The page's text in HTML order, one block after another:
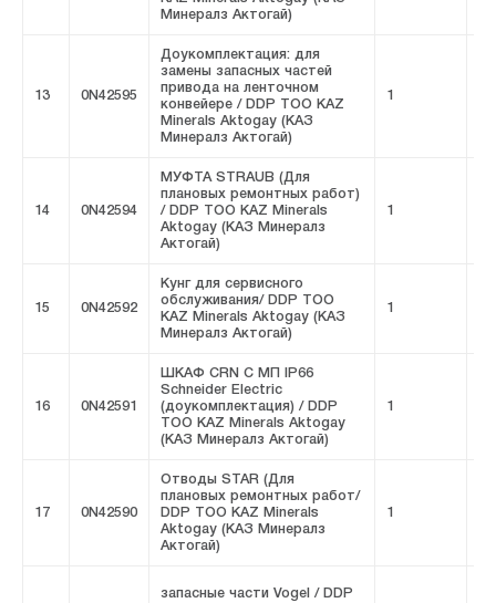
Минералз Актогай)
13 0N42595
Доукомплектация: для
замены запасных частей
привода на ленточном
конвейере / DDP ТОО KAZ
Minerals Aktogay (КАЗ
Минералз Актогай)
1
14 0N42594
МУФТА STRAUB (Для
плановых ремонтных работ)
/ DDP ТОО KAZ Minerals
Aktogay (КАЗ Минералз
Актогай)
1
15 0N42592
Кунг для сервисного
обслуживания/ DDP ТОО
KAZ Minerals Aktogay (КАЗ
Минералз Актогай)
1
16 0N42591
ШКАФ CRN C МП IP66
Schneider Electric
(доукомплектация) / DDP
ТОО KAZ Minerals Aktogay
(КАЗ Минералз Актогай)
1
17 0N42590
Отводы STAR (Для
плановых ремонтных работ/
DDP ТОО KAZ Minerals
Aktogay (КАЗ Минералз
Актогай)
1
запасные части Vogel / DDP